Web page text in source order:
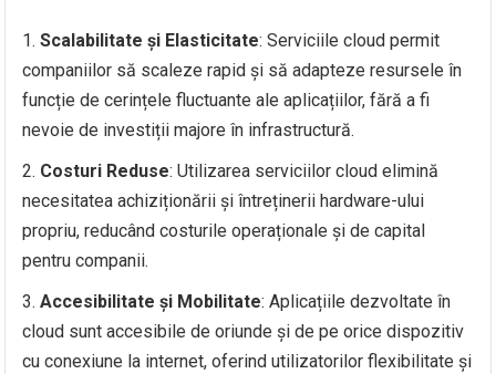
Scalabilitate și Elasticitate: Serviciile cloud permit
companiilor să scaleze rapid și să adapteze resursele în
funcție de cerințele fluctuante ale aplicațiilor, fără a fi
nevoie de investiții majore în infrastructură.
Costuri Reduse: Utilizarea serviciilor cloud elimină
necesitatea achiziționării și întreținerii hardware-ului
propriu, reducând costurile operaționale și de capital
pentru companii.
Accesibilitate și Mobilitate: Aplicațiile dezvoltate în
cloud sunt accesibile de oriunde și de pe orice dispozitiv
cu conexiune la internet, oferind utilizatorilor flexibilitate și